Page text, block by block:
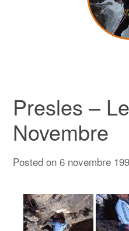
Presles –
Novembre
Posted on6 novembre